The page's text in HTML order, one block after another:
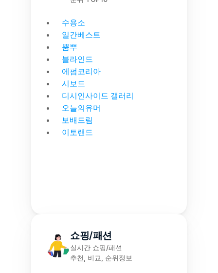
수용소
일간베스트
뿜뿌
블라인드
에펌코리아
시보드
디시인사이드 갤러리
오늘의유머
보배드림
이토랜드
쇼핑/패션
실시간 쇼핑/패션
추천, 비교, 순위정보